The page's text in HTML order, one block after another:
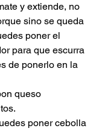
y extiende, no
sino se queda
poner el
para que escurra
de ponerlo en la
queso
poner cebolla